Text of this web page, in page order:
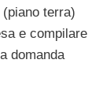
terra)
e compilare
domanda